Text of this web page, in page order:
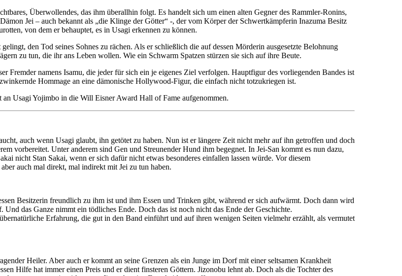
Überwollendes, das ihm überallhin folgt. Es handelt sich um einen alten Gegner des Rammler-Ronins,
Jei – auch bekannt als „die Klinge der Götter“ -, der vom Körper der Schwertkämpferin Inazuma Besitz
von dem er behauptet, es in Usagi erkennen zu können.
den Tod seines Sohnes zu rächen. Als er schließlich die auf dessen Mörderin ausgesetzte Belohnung
zu tun, die ihr ans Leben wollen. Wie ein Schwarm Spatzen stürzen sie sich auf ihre Beute.
Fremder namens Isamu, die jeder für sich ein je eigenes Ziel verfolgen. Hauptfigur des vorliegenden Bandes ist
Hommage an eine dämonische Hollywood-Figur, die einfach nicht totzukriegen ist.
Usagi Yojimbo in die Will Eisner Award Hall of Fame aufgenommen.
auch wenn Usagi glaubt, ihn getötet zu haben. Nun ist er längere Zeit nicht mehr auf ihn getroffen und doch
vorbereitet. Unter anderem sind Gen und Streunender Hund ihm begegnet. In Jei-San kommt es nun dazu,
nicht Stan Sakai, wenn er sich dafür nicht etwas besonderes einfallen lassen würde. Vor diesem
auch mal direkt, mal indirekt mit Jei zu tun haben.
Besitzerin freundlich zu ihm ist und ihm Essen und Trinken gibt, während er sich aufwärmt. Doch dann wird
das Ganze nimmt ein tödliches Ende. Doch das ist noch nicht das Ende der Geschichte.
Erfahrung, die gut in den Band einführt und auf ihren wenigen Seiten vielmehr erzählt, als vermutet
Heiler. Aber auch er kommt an seine Grenzen als ein Junge im Dorf mit einer seltsamen Krankheit
Hilfe hat immer einen Preis und er dient finsteren Göttern. Jizonobu lehnt ab. Doch als die Tochter des